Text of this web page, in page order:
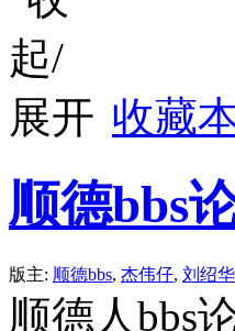
收藏
顺德bbs
版主: 顺德bbs, 杰伟仔, 刘绍华
顺德人bbs